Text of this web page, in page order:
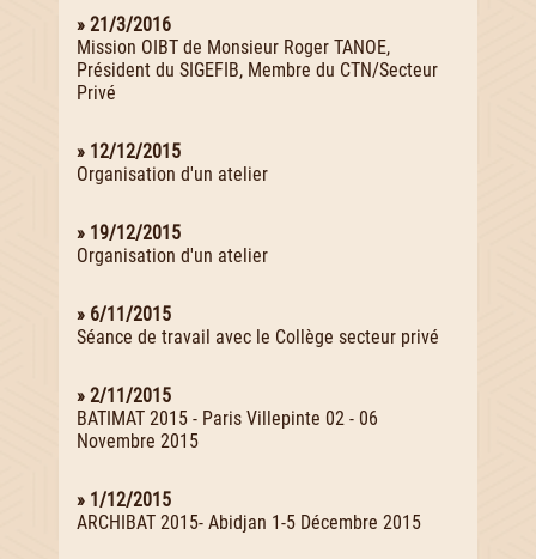
» 21/3/2016
Mission OIBT de Monsieur Roger TANOE,
Président du SIGEFIB, Membre du CTN/Secteur
Privé
» 12/12/2015
Organisation d'un atelier
» 19/12/2015
Organisation d'un atelier
» 6/11/2015
Séance de travail avec le Collège secteur privé
» 2/11/2015
BATIMAT 2015 - Paris Villepinte 02 - 06
Novembre 2015
» 1/12/2015
ARCHIBAT 2015- Abidjan 1-5 Décembre 2015